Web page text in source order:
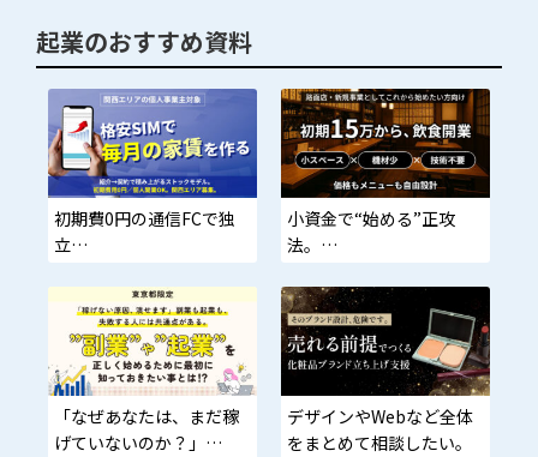
起業のおすすめ資料
初期費0円の通信FCで独
立
格安SIM＋ソフトバンクエ
アの二枚看板。小さく始
めて、大きく積み上げ
る。
小資金で“始める”正攻
法。
中古一式約15万〜・新品
30万弱／並売可・ロイヤ
リティ0・ノルマ無
「なぜあなたは、まだ稼
げていないのか？」
デザインやWebなど全体
をまとめて相談したい。